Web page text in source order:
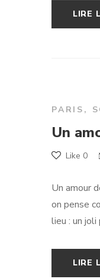
LIRE
PARIS ,
Un
Like 0
Un amour
on pense
lieu : un joli
LIRE